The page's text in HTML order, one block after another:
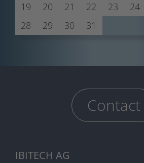
19
20 21 22 23 24
28
29 30 31
Contact
IBITECH AG